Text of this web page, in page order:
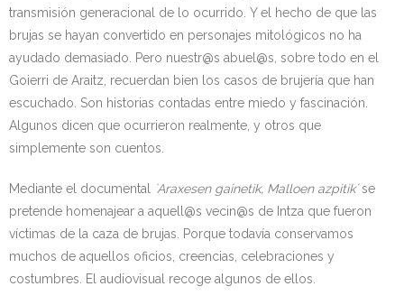
transmisión generacional de lo ocurrido. Y el hecho de que las
brujas se hayan convertido en personajes mitológicos no ha
ayudado demasiado. Pero nuestr@s abuel@s, sobre todo en el
Goierri de Araitz, recuerdan bien los casos de brujería que han
escuchado. Son historias contadas entre miedo y fascinación.
Algunos dicen que ocurrieron realmente, y otros que
simplemente son cuentos.
Mediante el documental ´Araxesen gainetik, Malloen azpitik´se
pretende homenajear a aquell@s vecin@s de Intza que fueron
víctimas de la caza de brujas. Porque todavía conservamos
muchos de aquellos oficios, creencias, celebraciones y
costumbres. El audiovisual recoge algunos de ellos.